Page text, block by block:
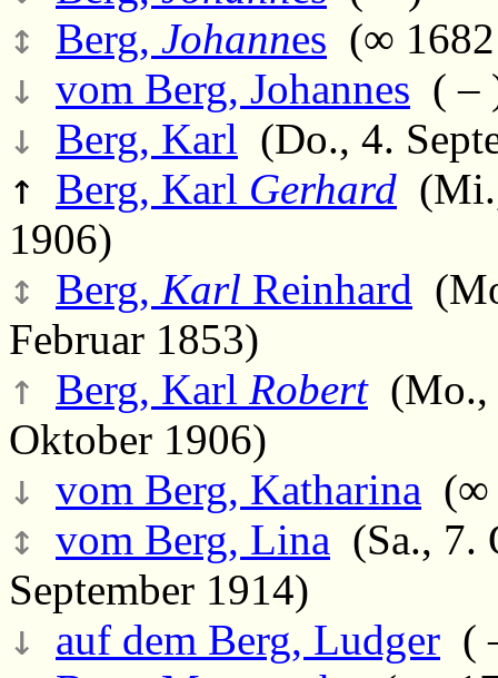
↕ Berg, Johannes (∞
↓ vom Berg, Johannes ( –
↓ Berg, Karl (Do., 4.
↑ Berg, Karl Gerhard
1906)
↕ Berg, Karl Reinhard
Februar 1853)
↑ Berg, Karl Robert(Mo.,
Oktober 1906)
↓ vom Berg, Katharina (∞
↕ vom Berg, Lina (Sa., 7.
September 1914)
↓ auf dem Berg, Ludger (